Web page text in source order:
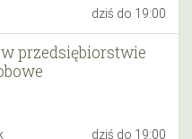
dziś do 19:00
przedsiębiorstwie
dziś do 19:00